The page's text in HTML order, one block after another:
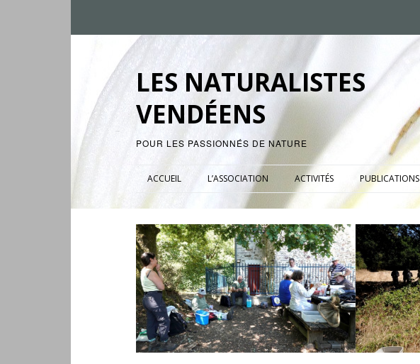
LES NATURALISTES
VENDÉENS
POUR LES PASSIONNÉS DE NATURE
ACCUEIL L’ASSOCIATION ACTIVITÉS PUBLICATIONS